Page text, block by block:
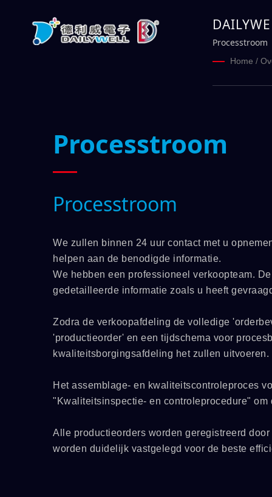
Processtroom
Home /
Processtroom
Processtroom
We zullen binnen 24 uur contact met u
helpen aan de benodigde informatie.
We hebben een professioneel verkoopteam.
gedetailleerde informatie zoals u heeft
Zodra de verkoopafdeling de volledige
'productieorder' en een tijdschema voor
kwaliteitsborgingsafdeling het zullen
Het assemblage- en kwaliteitscontroleproces
"Kwaliteitsinspectie- en controleprocedure"
Alle productieorders worden geregistreerd
worden duidelijk vastgelegd voor de beste